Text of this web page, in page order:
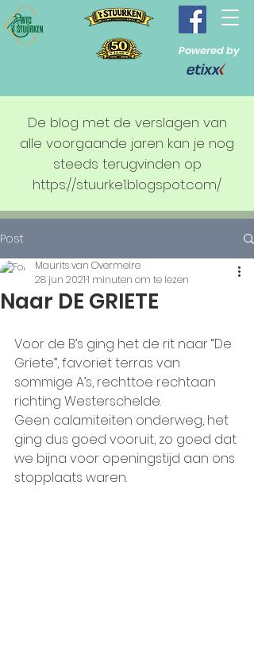
Powered by
De blog met de verslagen van
alle voorgaande jaren kan je nog
steeds terugvinden op
https://stuurke1.blogspot.com/
Post
Naar DE GRIETE
Maurits van Overmeire
28 jun 20211 minuten om te lezen
Voor de B’s ging het de rit naar “De
Griete”, favoriet terras van
sommige A’s, rechttoe rechtaan
richting Westerschelde.
Geen calamiteiten onderweg, het
ging dus goed vooruit, zo goed dat
we bijna voor openingstijd aan ons
stopplaats waren.